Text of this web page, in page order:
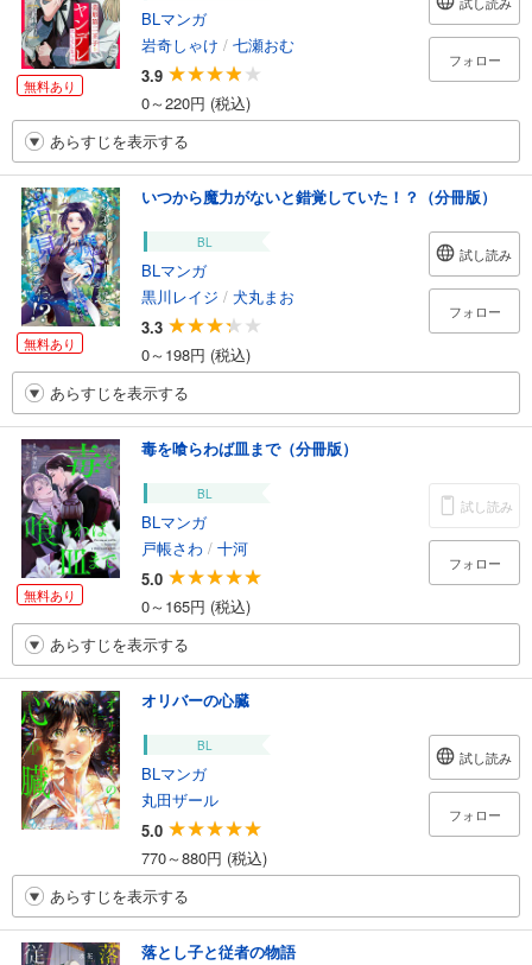
無料あり
BLマンガ
岩奇しゃけ / 七瀬おむ
3.9
0～220円 (税込)
フォロー
あらすじを表示する
無料あり
いつから魔力がないと錯覚していた！？（分冊版）
BL
BLマンガ
黒川レイジ / 犬丸まお
3.3
0～198円 (税込)
試し読み
フォロー
あらすじを表示する
無料あり
毒を喰らわば皿まで（分冊版）
BL
BLマンガ
戸帳さわ / 十河
5.0
0～165円 (税込)
試し読み
フォロー
あらすじを表示する
オリバーの心臓
BL
BLマンガ
丸田ザール
5.0
770～880円 (税込)
試し読み
フォロー
あらすじを表示する
落とし子と従者の物語